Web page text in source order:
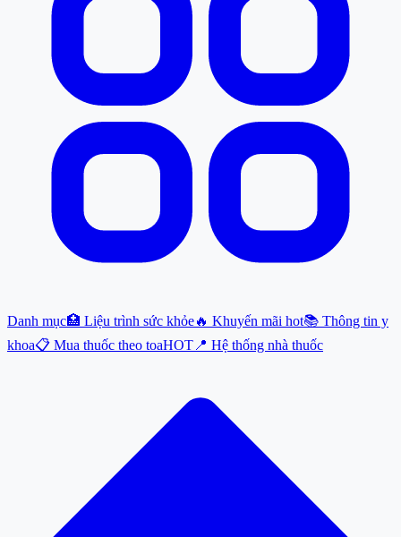
Danh mục🏥 Liệu trình sức khỏe🔥 Khuyến mãi hot📚 Thông tin y
khoa📋 Mua thuốc theo toaHOT 📍 Hệ thống nhà thuốc